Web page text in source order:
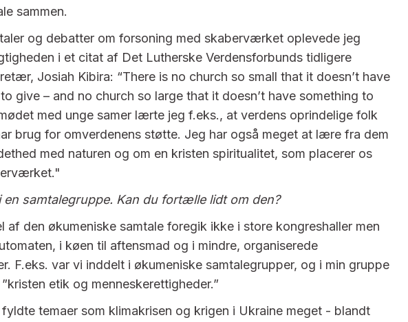
sammen.
og debatter om forsoning med skaberværket oplevede jeg
i et citat af Det Lutherske Verdensforbunds tidligere
Josiah Kibira: “There is no church so small that it doesn’t have
give – and no church so large that it doesn’t have something to
med unge samer lærte jeg f.eks., at verdens oprindelige folk
brug for omverdenens støtte. Jeg har også meget at lære fra dem
med naturen og om en kristen spiritualitet, som placerer os
en samtalegruppe. Kan du fortælle lidt om den?
af den økumeniske samtale foregik ikke i store kongreshaller men
i køen til aftensmad og i mindre, organiserede
F.eks. var vi inddelt i økumeniske samtalegrupper, og i min gruppe
etik og menneskerettigheder.”
temaer som klimakrisen og krigen i Ukraine meget - blandt